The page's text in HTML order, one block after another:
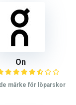
On
märke för löparskor